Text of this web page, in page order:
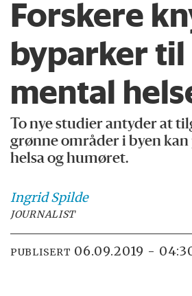
Forskere
byparker
mental
To nye studier antyder at
grønne områder i byen kan
helsa og humøret.
Ingrid Spilde
JOURNALIST
PUBLISERT 06.09.2019 -